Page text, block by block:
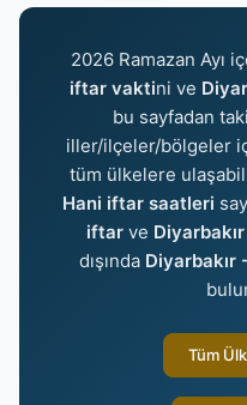
2026 Ramazan Ayı
iftar vaktini ve
bu sayfadan
iller/ilçeler/bölgeler
tüm ülkelere
Hani iftar saatleri
iftar ve
dışında Diyarbakır
Tüm